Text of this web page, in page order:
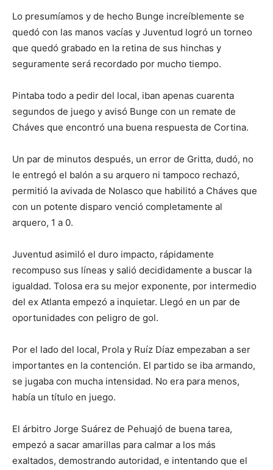
Lo presumíamos y de hecho Bunge increíblemente se
quedó con las manos vacías y Juventud logró un torneo
que quedó grabado en la retina de sus hinchas y
seguramente será recordado por mucho tiempo.
Pintaba todo a pedir del local, iban apenas cuarenta
segundos de juego y avisó Bunge con un remate de
Cháves que encontró una buena respuesta de Cortina.
Un par de minutos después, un error de Gritta, dudó, no
le entregó el balón a su arquero ni tampoco rechazó,
permitió la avivada de Nolasco que habilitó a Cháves que
con un potente disparo venció completamente al
arquero, 1 a 0.
Juventud asimiló el duro impacto, rápidamente
recompuso sus líneas y salió decididamente a buscar la
igualdad. Tolosa era su mejor exponente, por intermedio
del ex Atlanta empezó a inquietar. Llegó en un par de
oportunidades con peligro de gol.
Por el lado del local, Prola y Ruíz Díaz empezaban a ser
importantes en la contención. El partido se iba armando,
se jugaba con mucha intensidad. No era para menos,
había un título en juego.
El árbitro Jorge Suárez de Pehuajó de buena tarea,
empezó a sacar amarillas para calmar a los más
exaltados, demostrando autoridad, e intentando que el